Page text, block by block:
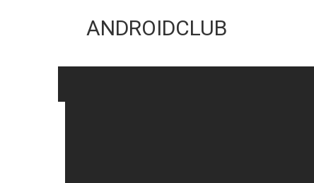
contentANDROIDCLUB